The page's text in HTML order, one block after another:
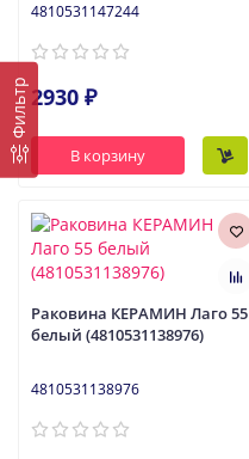
Фильтр
4810531147244
2930 ₽
В корзину
Раковина КЕРАМИН Лаго 55
белый (4810531138976)
4810531138976